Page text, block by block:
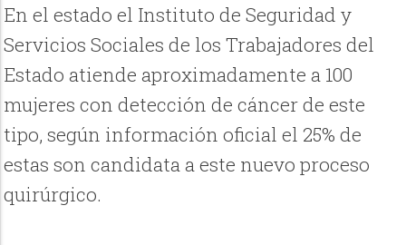
En el estado el Instituto de Seguridad y
Servicios Sociales de los Trabajadores del
Estado atiende aproximadamente a 100
mujeres con detección de cáncer de este
tipo, según información oficial el 25% de
estas son candidata a este nuevo proceso
quirúrgico.